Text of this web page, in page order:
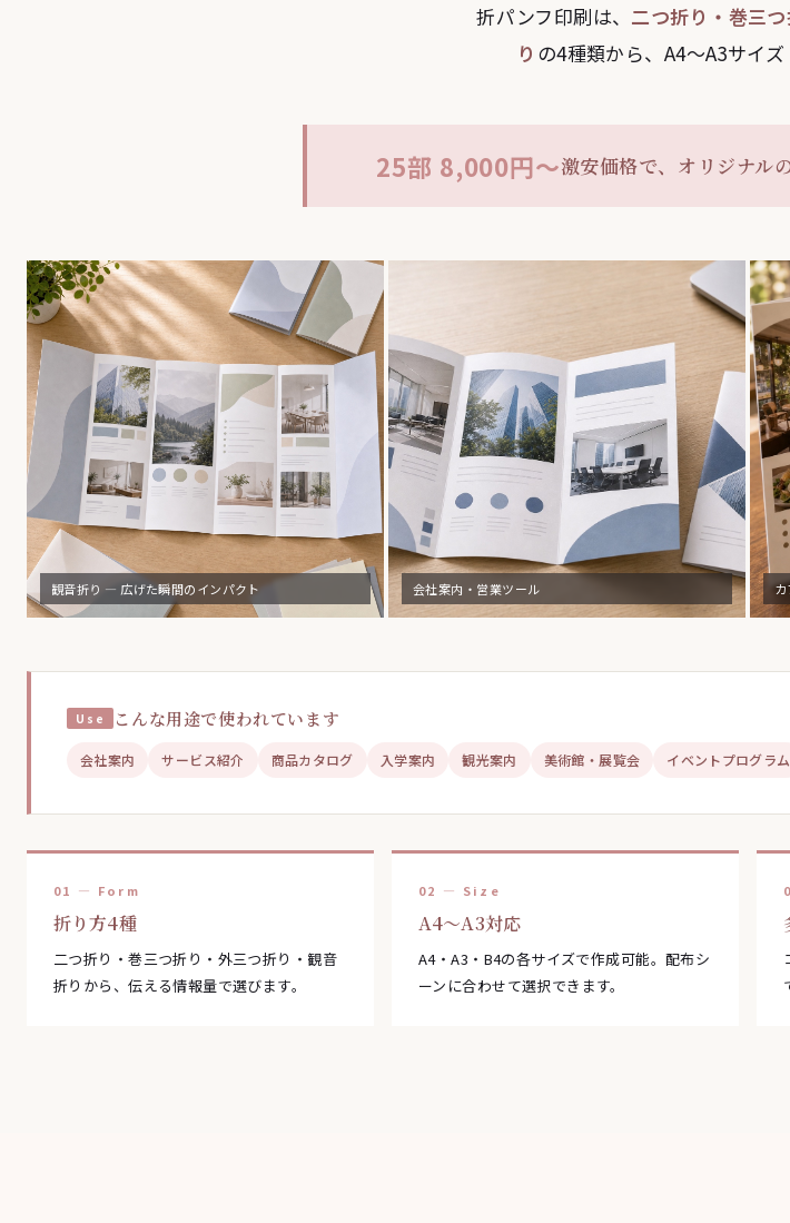
折パンフ印刷は、 二つ折り・巻三
り の4種類から、A4〜A3サイズ
25部 8,000円〜激安価格で、オリジナル
観音折り — 広げた瞬間のインパクト 会社案内・営業ツール カ
こんな用途で使われています
会社案内 サービス紹介 商品カタログ 入学案内 観光案内 美術館・展覧会 イベントプログラム
01 — Form
折り方4種
二つ折り・巻三つ折り・外三つ折り・観音
折りから、伝える情報量で選びます。
02 — Size
A4〜A3対応
A4・A3・B4の各サイズで作成可能。配布シ
ーンに合わせて選択できます。